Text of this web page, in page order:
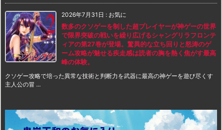
2026年7月31日 : お気に
数多のクソゲーを制した超プレイヤーが神ゲーの世界
で限界突破の戦いを繰り広げるシャングリラフロンテ
ィアの第27巻が登場。驚異的な立ち回りと怒涛のゲ
ーム攻略が魅せる疾走感は読者の胸を熱く焦がす最高
峰の体験。
クソゲー攻略で培った異常な技術と判断力を武器に最高の神ゲーを遊び尽くす
主人公の冒 ...